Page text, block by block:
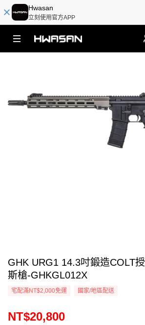
Hwasan
立刻使用官方APP
GHK URG1 14.3吋鍛造COLT
斯槍-GHKGL012X
宅配滿NT$2,000免運 國家/地區配送
NT$20,800